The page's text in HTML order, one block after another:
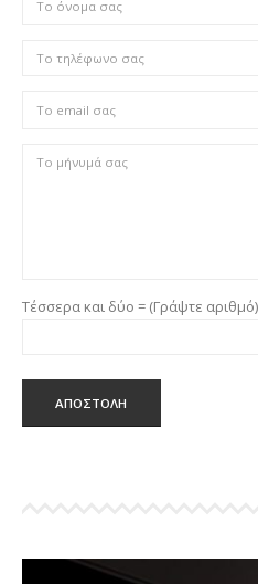
Τέσσερα και δύο = (Γράψτε αριθμό)
ΑΠΟΣΤΟΛΗ